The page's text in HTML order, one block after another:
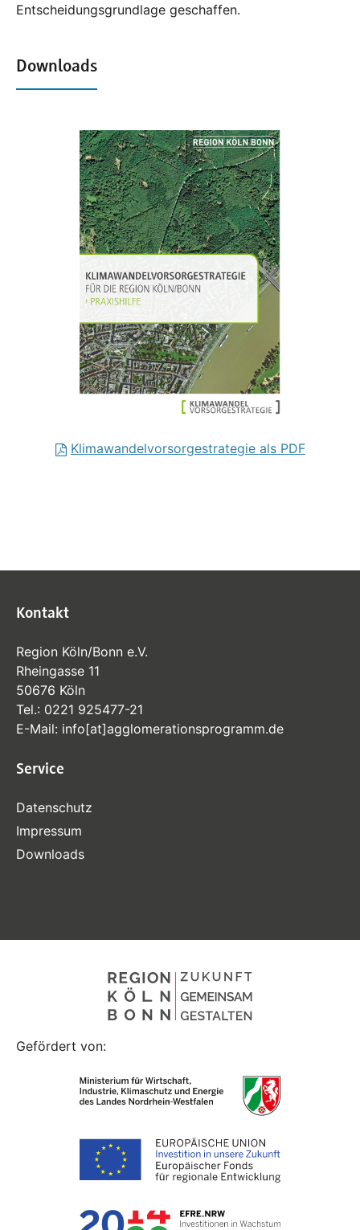
Entscheidungsgrundlage geschaffen.
Downloads
Klimawandelvorsorgestrategie als PDF
Kontakt
Region Köln/Bonn e.V.
Rheingasse 11
50676 Köln
Tel.: 0221 925477-21
E-Mail: info[at]agglomerationsprogramm.de
Service
Datenschutz
Impressum
Downloads
Gefördert von: